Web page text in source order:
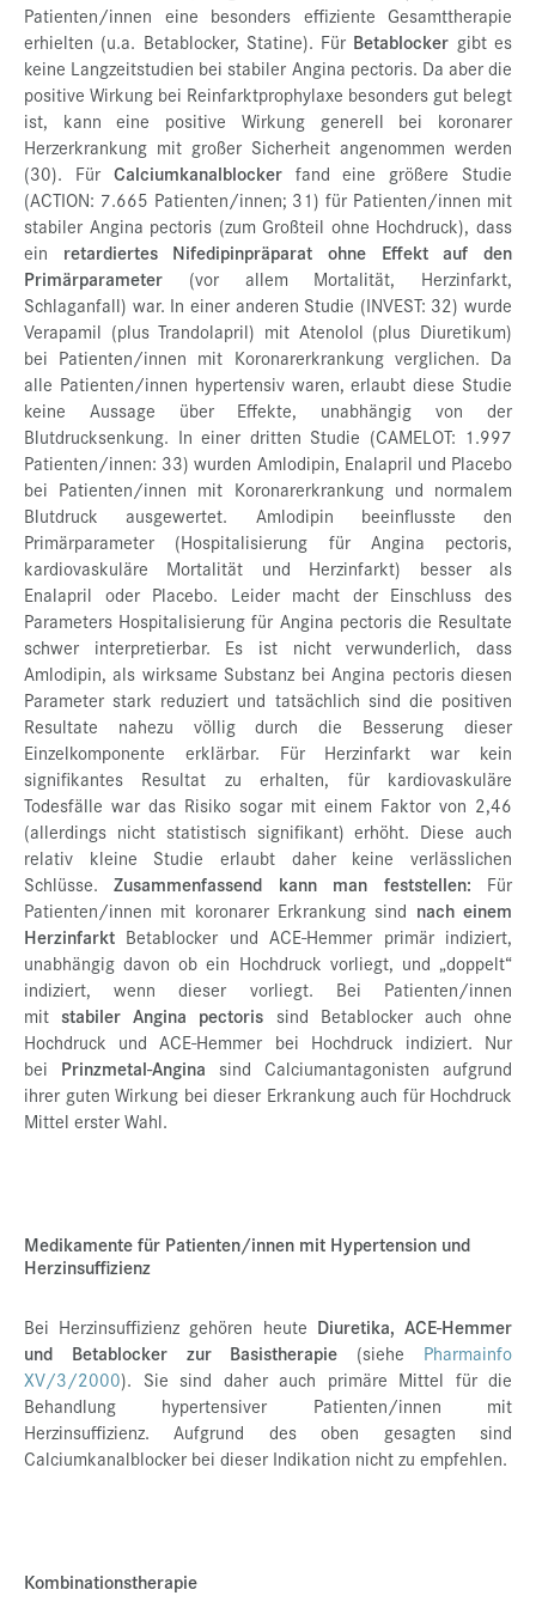
Patienten/innen eine besonders effiziente Gesamttherapie
erhielten (u.a. Betablocker, Statine). Für Betablocker gibt es
keine Langzeitstudien bei stabiler Angina pectoris. Da aber die
positive Wirkung bei Reinfarktprophylaxe besonders gut belegt
ist, kann eine positive Wirkung generell bei koronarer
Herzerkrankung mit großer Sicherheit angenommen werden
(30). Für Calciumkanalblockerfand eine größere Studie
(ACTION: 7.665 Patienten/innen; 31) für Patienten/innen mit
stabiler Angina pectoris (zum Großteil ohne Hochdruck), dass
ein retardiertes Nifedipinpräparat ohne Effekt auf den
Primärparameter (vor allem Mortalität, Herzinfarkt,
Schlaganfall) war. In einer anderen Studie (INVEST: 32) wurde
Verapamil (plus Trandolapril) mit Atenolol (plus Diuretikum)
bei Patienten/innen mit Koronarerkrankung verglichen. Da
alle Patienten/innen hypertensiv waren, erlaubt diese Studie
keine Aussage über Effekte, unabhängig von der
Blutdrucksenkung. In einer dritten Studie (CAMELOT: 1.997
Patienten/innen: 33) wurden Amlodipin, Enalapril und Placebo
bei Patienten/innen mit Koronarerkrankung und normalem
Blutdruck ausgewertet. Amlodipin beeinflusste den
Primärparameter (Hospitalisierung für Angina pectoris,
kardiovaskuläre Mortalität und Herzinfarkt) besser als
Enalapril oder Placebo. Leider macht der Einschluss des
Parameters Hospitalisierung für Angina pectoris die Resultate
schwer interpretierbar. Es ist nicht verwunderlich, dass
Amlodipin, als wirksame Substanz bei Angina pectoris diesen
Parameter stark reduziert und tatsächlich sind die positiven
Resultate nahezu völlig durch die Besserung dieser
Einzelkomponente erklärbar. Für Herzinfarkt war kein
signifikantes Resultat zu erhalten, für kardiovaskuläre
Todesfälle war das Risiko sogar mit einem Faktor von 2,46
(allerdings nicht statistisch signifikant) erhöht. Diese auch
relativ kleine Studie erlaubt daher keine verlässlichen
Schlüsse.Zusammenfassend kann man feststellen: Für
Patienten/innen mit koronarer Erkrankung sind nach einem
Herzinfarkt Betablocker und ACE-Hemmer primär indiziert,
unabhängig davon ob ein Hochdruck vorliegt, und „doppelt“
indiziert, wenn dieser vorliegt. Bei Patienten/innen
mitstabiler Angina pectoris sind Betablocker auch ohne
Hochdruck und ACE-Hemmer bei Hochdruck indiziert. Nur
bei Prinzmetal-Angina sind Calciumantagonisten aufgrund
ihrer guten Wirkung bei dieser Erkrankung auch für Hochdruck
Mittel erster Wahl.
Medikamente für Patienten/innen mit Hypertension und
Herzinsuffizienz
Bei Herzinsuffizienz gehören heute Diuretika, ACE-Hemmer
und Betablocker
zur Basistherapie (siehe Pharmainfo
XV/3/2000). Sie sind daher auch primäre Mittel für die
Behandlung hypertensiver Patienten/innen mit
Herzinsuffizienz. Aufgrund des oben gesagten sind
Calciumkanalblocker bei dieser Indikation nicht zu empfehlen.
Kombinationstherapie